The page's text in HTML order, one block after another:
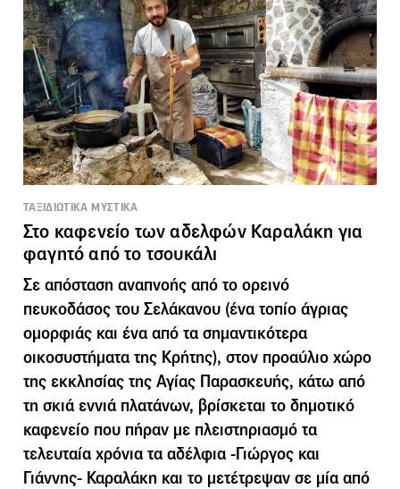
ΤΑΞΙΔΙΩΤΙΚΑ ΜΥΣΤΙΚΑ
Στο καφενείο των αδελφών Καραλάκη για
φαγητό από το τσουκάλι
Σε απόσταση αναπνοής από το ορεινό
πευκοδάσος του Σελάκανου (ένα τοπίο άγριας
ομορφιάς και ένα από τα σημαντικότερα
οικοσυστήματα της Κρήτης), στον προαύλιο χώρο
της εκκλησίας της Αγίας Παρασκευής, κάτω από
τη σκιά εννιά πλατάνων, βρίσκεται το δημοτικό
καφενείο που πήραν με πλειστηριασμό τα
τελευταία χρόνια τα αδέλφια -Γιώργος και
Γιάννης- Καραλάκη και το μετέτρεψαν σε μία από